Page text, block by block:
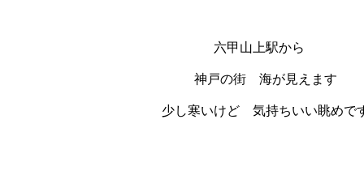
六甲山上駅から
神戸の街 海が見えます
少し寒いけど 気持ちいい眺めで